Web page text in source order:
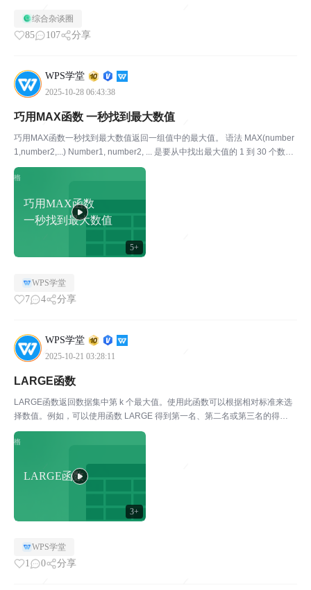
综合杂谈圈
85 107 分享
WPS学堂
2025-10-28 06:43:38
巧用MAX函数
一秒找到最大数值
5+
巧用MAX函数 一秒找到最大数值
巧用MAX函数一秒找到最大数值返回一组值中的最大值。 语法 MAX(number
1,number2,...) Number1, number2, ... 是要从中找出最大值的 1 到 30 个数字
参数。 说明 • 可以将参数指定为数字、空白单元格、逻辑值或...
WPS学堂
7 4 分享
WPS学堂
2025-10-21 03:28:11
LARGE函数
3+
LARGE函数
LARGE函数返回数据集中第 k 个最大值。使用此函数可以根据相对标准来选
择数值。例如，可以使用函数 LARGE 得到第一名、第二名或第三名的得
分。 语法 LARGE(array,k) Array 为需要从中选择第 k 个最大值的数组或数据
区域。 K 为返...
WPS学堂
1 0 分享